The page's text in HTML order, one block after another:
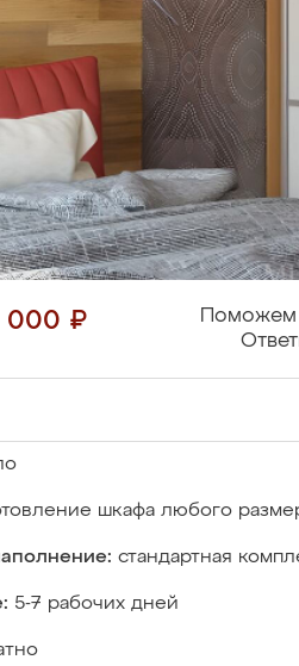
000 ₽
Поможем
шкафа любого
стандартная
5-7 рабочих дней